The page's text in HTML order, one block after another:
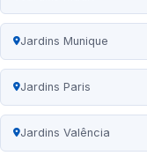
Jardins Munique
Jardins Paris
Jardins Valência